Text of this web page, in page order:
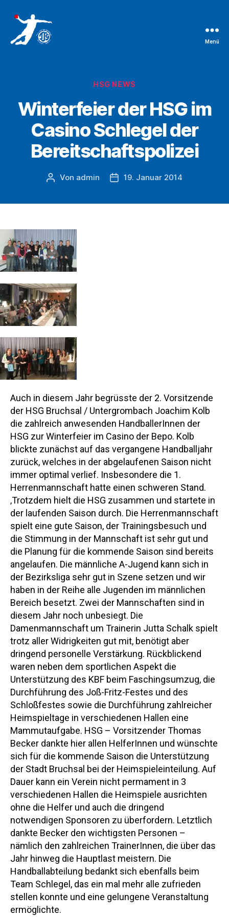
Menü
Kategorien
HSG NEWS
Winterfeier der HSG im
Casino Schlegel der
Bereitschaftspolizei
Beitragsautor
Von admin Beitragsdatum
19. Januar 2014
Auch in diesem Jahr begrüsste der 2. Vorsitzende
der HSG Bruchsal / Untergrombach Joachim Kolb
die zahlreich anwesenden HandballerInnen der
HSG zur Winterfeier im Casino der Bepo. Kolb
blickte zunächst auf das vergangene Handballjahr
zurück, welches in der abgelaufenen Saison nicht
immer optimal verlief. Insbesondere die 1.
Herrenmannschaft hatte einen schweren Stand.
‚Trotzdem hielt die HSG zusammen und startete in
der laufenden Saison durch. Die Herrenmannschaft
spielt eine gute Saison, der Trainingsbesuch und
die Stimmung in der Mannschaft ist sehr gut und
die Planung für die kommende Saison sind bereits
angelaufen. Die männliche A-Jugend kann sich in
der Bezirksliga sehr gut in Szene setzen und wir
haben in der Reihe alle Jugenden im männlichen
Bereich besetzt. Zwei der Mannschaften sind in
diesem Jahr noch unbesiegt. Die
Damenmannschaft um Trainerin Jutta Schalk spielt
trotz aller Widrigkeiten gut mit, benötigt aber
dringend personelle Verstärkung. Rückblickend
waren neben dem sportlichen Aspekt die
Unterstützung des KBF beim Faschingsumzug, die
Durchführung des Joß-Fritz-Festes und des
Schloßfestes sowie die Durchführung zahlreicher
Heimspieltage in verschiedenen Hallen eine
Mammutaufgabe. HSG – Vorsitzender Thomas
Becker dankte hier allen HelferInnen und wünschte
sich für die kommende Saison die Unterstützung
der Stadt Bruchsal bei der Heimspieleinteilung. Auf
Dauer kann ein Verein nicht permament in 3
verschiedenen Hallen die Heimspiele ausrichten
ohne die Helfer und auch die dringend
notwendigen Sponsoren zu überfordern. Letztlich
dankte Becker den wichtigsten Personen –
nämlich den zahlreichen TrainerInnen, die über das
Jahr hinweg die Hauptlast meistern. Die
Handballabteilung bedankt sich ebenfalls beim
Team Schlegel, das ein mal mehr alle zufrieden
stellen konnte und eine gelungene Veranstaltung
ermöglichte.